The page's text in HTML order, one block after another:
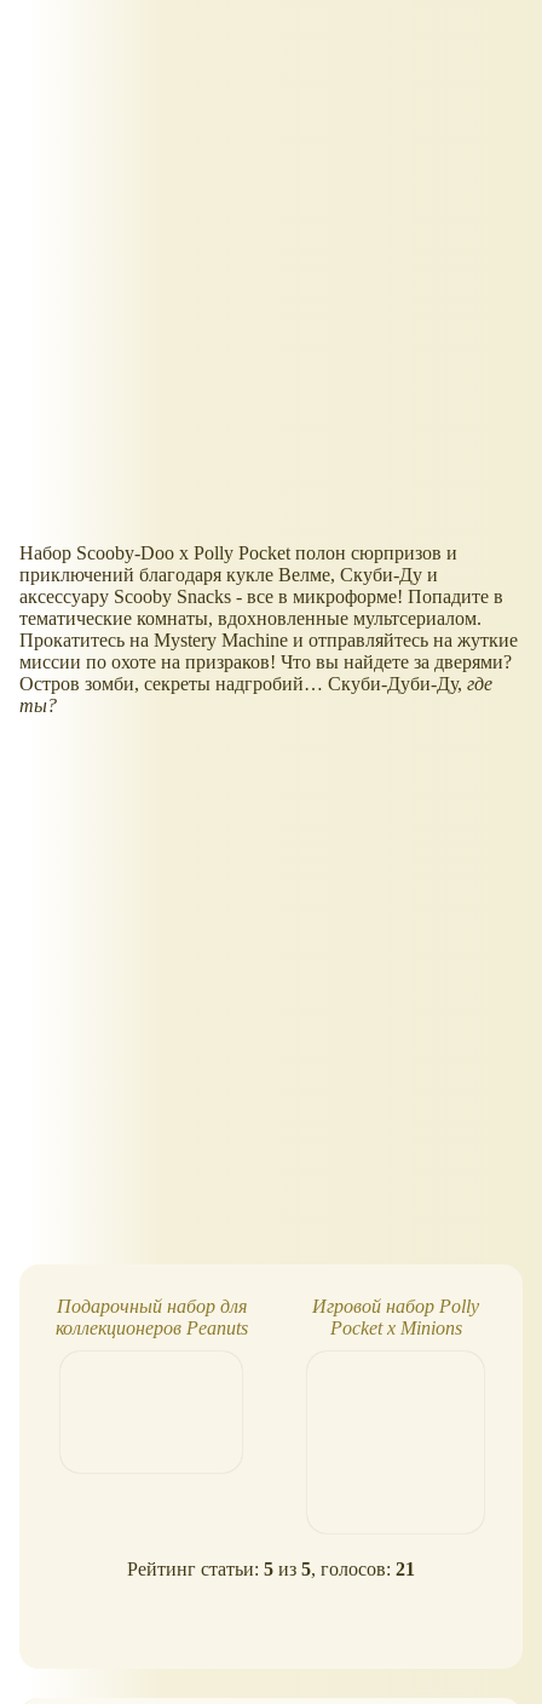
Набор Scooby-Doo x Polly Pocket полон сюрпризов и
приключений благодаря кукле Велме, Скуби-Ду и
аксессуару Scooby Snacks - все в микроформе! Попадите в
тематические комнаты, вдохновленные мультсериалом.
Прокатитесь на Mystery Machine и отправляйтесь на жуткие
миссии по охоте на призраков! Что вы найдете за дверями?
Остров зомби, секреты надгробий… Скуби-Дуби-Ду, где
ты?
Подарочный набор для
коллекционеров Peanuts
Игровой набор Polly
Pocket x Minions
Рейтинг статьи: 5 из 5, голосов: 21